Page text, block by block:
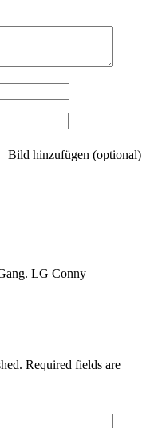
Bild hinzufügen (optional)
LG Conny
Required fields are